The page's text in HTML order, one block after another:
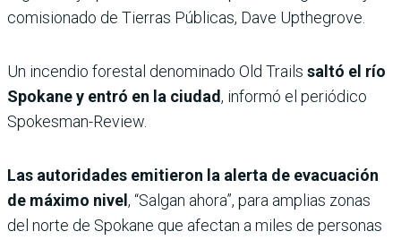
comisionado de Tierras Públicas, Dave Upthegrove.
Un incendio forestal denominado Old Trails saltó el río
Spokane y entró en la ciudad, informó el periódico
Spokesman-Review.
Las autoridades emitieron la alerta de evacuación
de máximo nivel , “Salgan ahora”, para amplias zonas
del norte de Spokane que afectan a miles de personas